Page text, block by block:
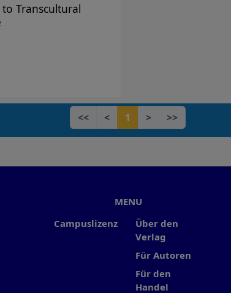
Transcultural
<< < 1 > >>
MENU
Campuslizenz
Über den
Verlag
Für Autoren
Für den
Handel